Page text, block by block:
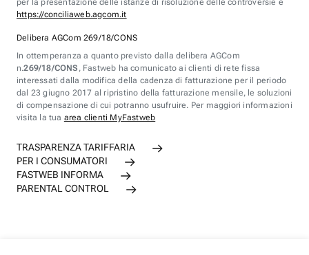
per la presentazione delle istanze di risoluzione delle controversie è
https://conciliaweb.agcom.it
Delibera AGCom 269/18/CONS
In ottemperanza a quanto previsto dalla delibera AGCom
n.269/18/CONS , Fastweb ha comunicato ai clienti di rete fissa
interessati dalla modifica della cadenza di fatturazione per il periodo
dal 23 giugno 2017 al ripristino della fatturazione mensile, le soluzioni
di compensazione di cui potranno usufruire. Per maggiori informazioni
visita la tua area clienti MyFastweb
TRASPARENZA TARIFFARIA
PER I CONSUMATORI
FASTWEB INFORMA
PARENTAL CONTROL